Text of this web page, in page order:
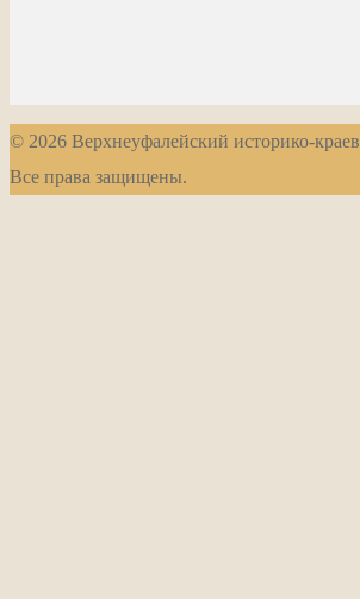
© 2026 Верхнеуфалейский историко-
Все права защищены.